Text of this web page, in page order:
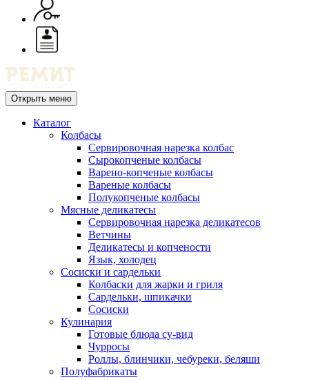
Открыть меню
Каталог
Колбасы
Сервировочная нарезка колбас
Сырокопченые колбасы
Варено-копченые колбасы
Вареные колбасы
Полукопченые колбасы
Мясные деликатесы
Сервировочная нарезка деликатесов
Ветчины
Деликатесы и копчености
Язык, холодец
Сосиски и сардельки
Колбаски для жарки и гриля
Сардельки, шпикачки
Сосиски
Кулинария
Готовые блюда су-вид
Чурросы
Роллы, блинчики, чебуреки, беляши
Полуфабрикаты